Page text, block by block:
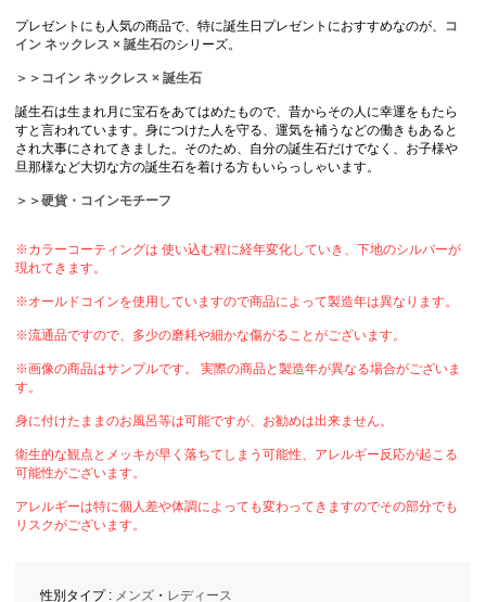
プレゼントにも人気の商品で、特に誕生日プレゼントにおすすめなのが、 コ
イン ネックレス × 誕生石のシリーズ。
＞＞コイン ネックレス × 誕生石
誕生石は生まれ月に宝石をあてはめたもので、昔からその人に幸運をもたら
すと言われています。身につけた人を守る、運気を補うなどの働きもあると
され大事にされてきました。そのため、自分の誕生石だけでなく、お子様や
旦那様など大切な方の誕生石を着ける方もいらっしゃいます。
＞＞硬貨・コインモチーフ
※カラーコーティングは 使い込む程に経年変化していき、下地のシルバーが
現れてきます。
※オールドコインを使用していますので商品によって製造年は異なります。
※流通品ですので、多少の磨耗や細かな傷がることがございます。
※画像の商品はサンプルです。 実際の商品と製造年が異なる場合がございま
す。
身に付けたままのお風呂等は可能ですが、お勧めは出来ません。
衛生的な観点とメッキが早く落ちてしまう可能性、アレルギー反応が起こる
可能性がございます。
アレルギーは特に個人差や体調によっても変わってきますのでその部分でも
リスクがございます。
性別タイプ : メンズ・ レディース